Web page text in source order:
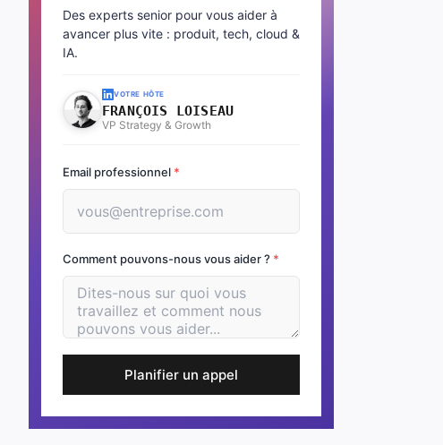
Des experts senior pour vous aider à
avancer plus vite : produit, tech, cloud &
IA.
VOTRE HÔTE
FRANÇOIS LOISEAU
VP Strategy & Growth
Email professionnel *
Comment pouvons-nous vous aider ? *
Planifier un appel